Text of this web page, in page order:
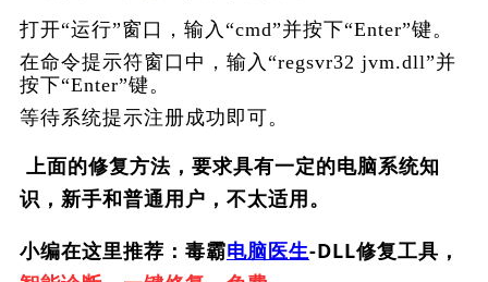
打开“运行”窗口，输入“cmd”并按下“Enter”键。
在命令提示符窗口中，输入“regsvr32 jvm.dll”并
按下“Enter”键。
等待系统提示注册成功即可。
上面的修复方法，要求具有一定的电脑系统知
识，新手和普通用户，不太适用。
小编在这里推荐：毒霸电脑医生-DLL修复工具，